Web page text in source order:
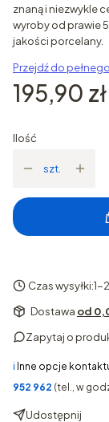
znaną i niezwykle
wyroby od prawie
jakości porcelany.
Przejdź do
Cena
195,90 zł
Ilość
szt.
Czas wysyłki:1-
Dostawa od
Zapytaj o
ℹ️ Inne opcje
952 962 (tel., w
Udostępnij